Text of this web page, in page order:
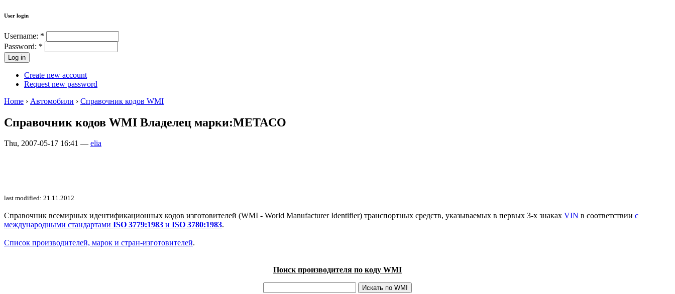
User login
Username: *
Password: *
Create new account
Request new password
Home › Автомобили › Справочник кодов WMI
Справочник кодов WMI Владелец марки:METACO
Thu, 2007-05-17 16:41 — elia
last modified: 21.11.2012
Справочник всемирных идентификационных кодов изготовителей (WMI - World Manufacturer Identifier) транспортных средств, указываемых в первых 3-х знаках VIN в соответствии с
международными стандартами ISO 3779:1983 и ISO 3780:1983.
Список производителей, марок и стран-изготовителей.
Поиск производителя по коду WMI